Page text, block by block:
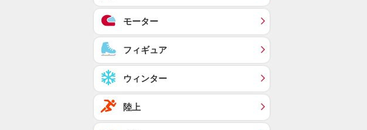
モーター
フィギュア
ウィンター
陸上